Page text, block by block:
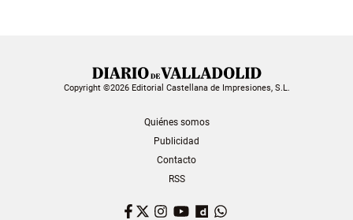
Copyright ©2026 Editorial Castellana de Impresiones, S.L.
Quiénes somos
Publicidad
Contacto
RSS
Facebook
TwitterInstagram
YouTubeDailymotion